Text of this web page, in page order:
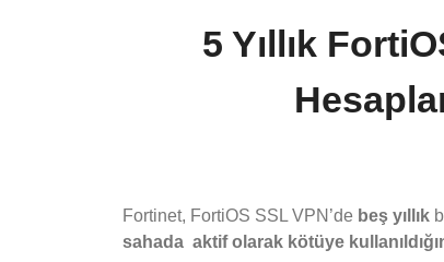
5 Yıllık
Fortinet, FortiOS SSL VPN’de beş yıllık
sahada aktif olarak kötüye